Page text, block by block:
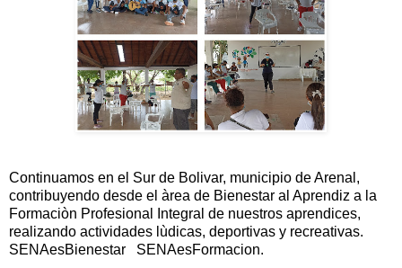
Continuamos en el Sur de Bolivar, municipio de Arenal,
contribuyendo desde el àrea de Bienestar al Aprendiz a la
Formaciòn Profesional Integral de nuestros aprendices,
realizando actividades lùdicas, deportivas y recreativas.
SENAesBienestar SENAesFormacion.